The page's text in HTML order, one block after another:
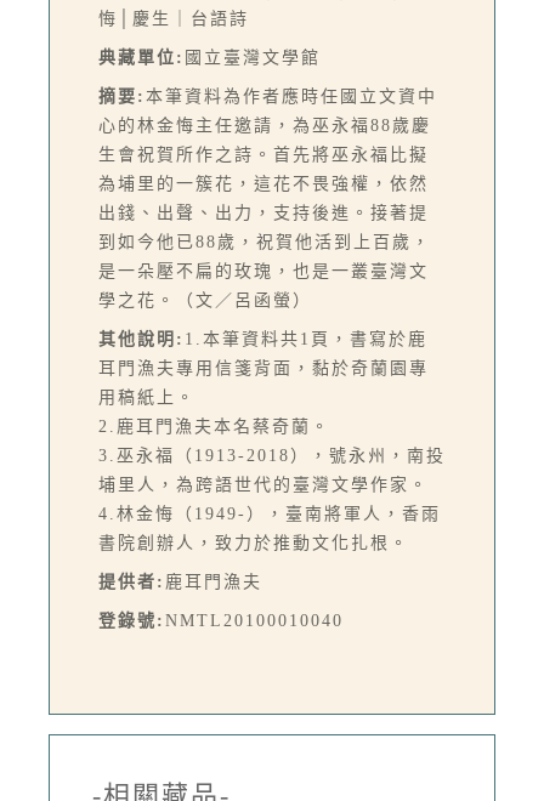
悔│慶生｜台語詩
典藏單位: 國立臺灣文學館
摘要: 本筆資料為作者應時任國立文資中
心的林金悔主任邀請，為巫永福88歲慶
生會祝賀所作之詩。首先將巫永福比擬
為埔里的一簇花，這花不畏強權，依然
出錢、出聲、出力，支持後進。接著提
到如今他已88歲，祝賀他活到上百歲，
是一朵壓不扁的玫瑰，也是一叢臺灣文
學之花。（文／呂函螢）
其他說明: 1.本筆資料共1頁，書寫於鹿
耳門漁夫專用信箋背面，黏於奇蘭園專
用稿紙上。
2.鹿耳門漁夫本名蔡奇蘭。
3.巫永福（1913-2018），號永州，南投
埔里人，為跨語世代的臺灣文學作家。
4.林金悔（1949-），臺南將軍人，香雨
書院創辦人，致力於推動文化扎根。
提供者: 鹿耳門漁夫
登錄號: NMTL20100010040